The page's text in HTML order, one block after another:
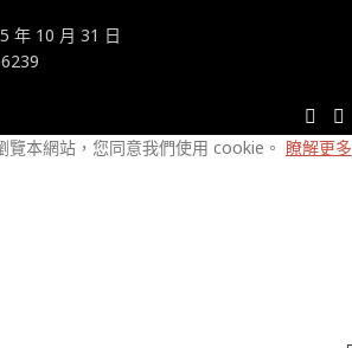
年 10 月 31 日
覽本網站，您同意我們使用 cookie。 瞭解更多